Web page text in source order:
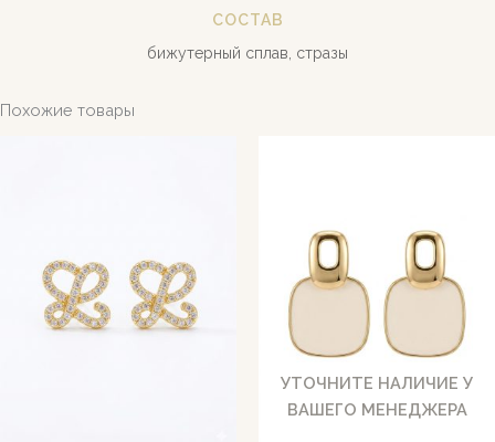
СОСТАВ
бижутерный сплав, стразы
Похожие товары
УТОЧНИТЕ НАЛИЧИЕ У
ВАШЕГО МЕНЕДЖЕРА